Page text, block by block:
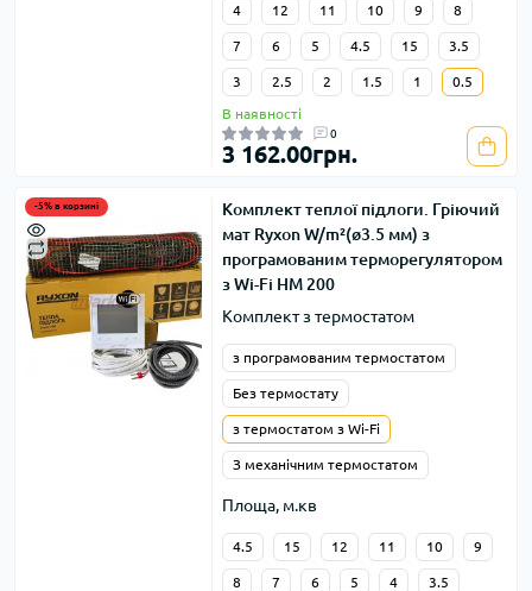
4 12 11 10 9 8
7 6 5 4.5 15 3.5
3 2.5 2 1.5 1 0.5
В наявності
0
3 162.00грн.
-5% в корзині
Комплект теплої підлоги. Гріючий
мат Ryxon W/m²(ø3.5 мм) з
програмованим терморегулятором
з Wi-Fi HM 200
Комплект з термостатом
з програмованим термостатом
Без термостату
з термостатом з Wi-Fi
З механічним термостатом
Площа, м.кв
4.5 15 12 11 10 9
8 7 6 5 4 3.5